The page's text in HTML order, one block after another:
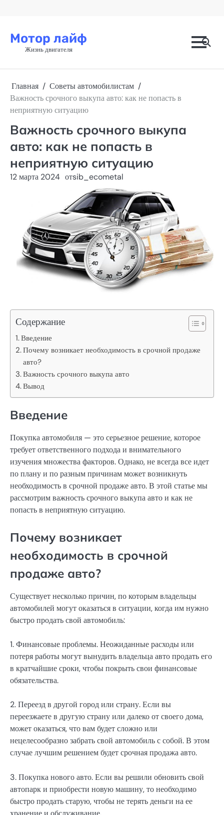
Мотор лайф
Жизнь двигателя
Главная
Советы автомобилистам
Важность срочного выкупа авто: как не попасть в
неприятную ситуацию
Важность срочного выкупа
авто: как не попасть в
неприятную ситуацию
12 марта 2024 отsib_ecometal
Содержание
Введение
Почему возникает необходимость в срочной продаже
авто?
Важность срочного выкупа авто
Вывод
Введение
Покупка автомобиля — это серьезное решение, которое
требует ответственного подхода и внимательного
изучения множества факторов. Однако, не всегда все идет
по плану и по разным причинам может возникнуть
необходимость в срочной продаже авто. В этой статье мы
рассмотрим важность срочного выкупа авто и как не
попасть в неприятную ситуацию.
Почему возникает
необходимость в срочной
продаже авто?
Существует несколько причин, по которым владельцы
автомобилей могут оказаться в ситуации, когда им нужно
быстро продать свой автомобиль:
1. Финансовые проблемы. Неожиданные расходы или
потеря работы могут вынудить владельца авто продать его
в кратчайшие сроки, чтобы покрыть свои финансовые
обязательства.
2. Переезд в другой город или страну. Если вы
переезжаете в другую страну или далеко от своего дома,
может оказаться, что вам будет сложно или
нецелесообразно забрать свой автомобиль с собой. В этом
случае лучшим решением будет срочная продажа авто.
3. Покупка нового авто. Если вы решили обновить свой
автопарк и приобрести новую машину, то необходимо
быстро продать старую, чтобы не терять деньги на ее